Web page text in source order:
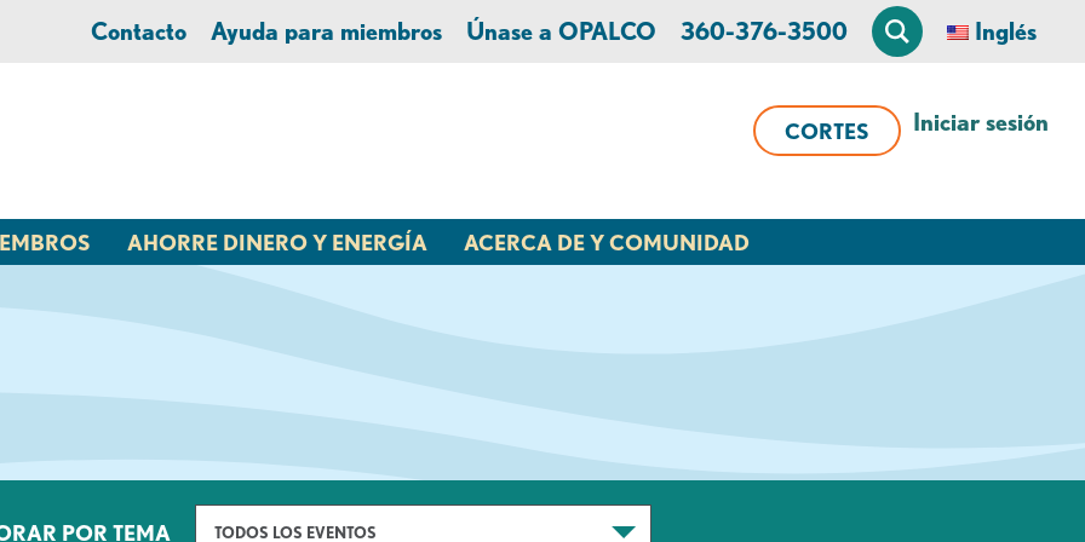
Contacto Ayuda para miembros Únase a OPALCO 360-376-3500 Inglés
CORTES Iniciar sesión
AHORRE DINERO Y ENERGÍA ACERCA DE Y COMUNIDAD
POR TEMA TODOS LOS EVENTOS